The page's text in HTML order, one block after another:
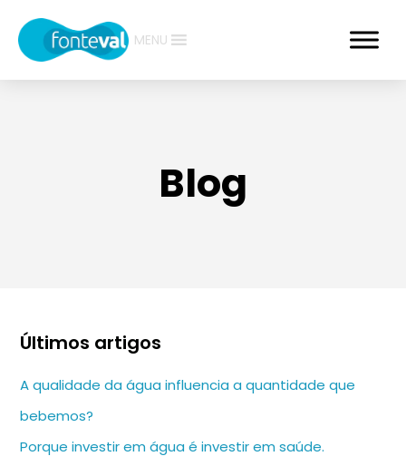
MENU
Blog
Últimos artigos
A qualidade da água influencia a quantidade que
bebemos?
Porque investir em água é investir em saúde.